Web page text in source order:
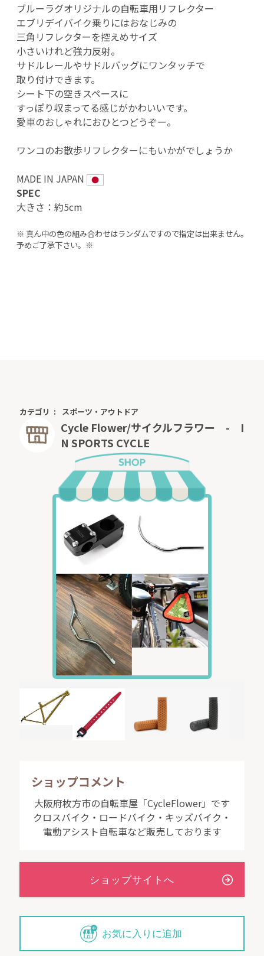
ブルーラグオリジナルの自転車用リフレクター
エブリデイバイク乗りにはおなじみの
三角リフレクターを控えめサイズ
小さいけれど強力反射。
サドルレールやサドルバッグにワンタッチで
取り付けできます。
シート下の空きスペースに
すっぽり収まってる感じがかわいいです。
愛車のおしゃれにおひとつどうぞー。
ワンコのお散歩リフレクターにもいかがでしょうか
MADE IN JAPAN
SPEC
大きさ：約5cm
※ 真ん中の色の組み合わせはランダムですので指定は出来ません。
予めご了承下さい。※
カテゴリ スポーツ・アウトドア
Cycle Flower/サイクルフラワー - I
N SPORTS CYCLE
ショップコメント
大阪府枚方市の自転車屋「CycleFlower」です
クロスバイク・ロードバイク・キッズバイク・
電動アシスト自転車など販売しております
お気に入りに追加